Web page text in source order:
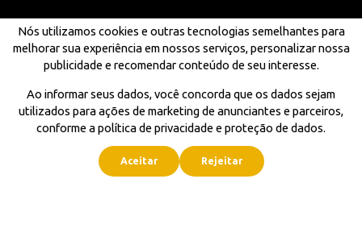
Nós utilizamos cookies e outras tecnologias semelhantes para
melhorar sua experiência em nossos serviços, personalizar nossa
publicidade e recomendar conteúdo de seu interesse.
Ao informar seus dados, você concorda que os dados sejam
utilizados para ações de marketing de anunciantes e parceiros,
conforme a política de privacidade e proteção de dados.
Aceitar Rejeitar